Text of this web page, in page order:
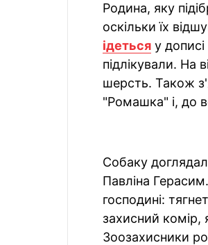
Родина, яку
оскільки їх
ідеться у
підлікували. На
шерсть. Також
"Ромашка" і, до
Собаку
Павліна
господині:
захисний комір,
Зоозахисники